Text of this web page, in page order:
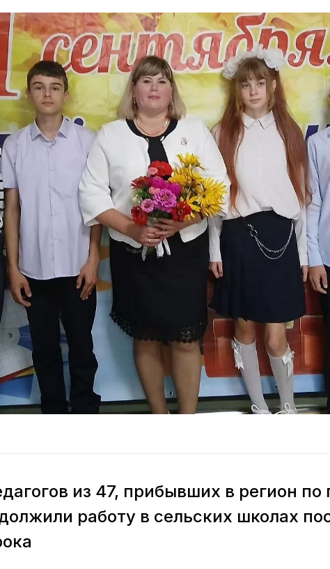
из 47, прибывших в регион по
работу в сельских школах